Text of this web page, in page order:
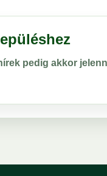
pedig akkor